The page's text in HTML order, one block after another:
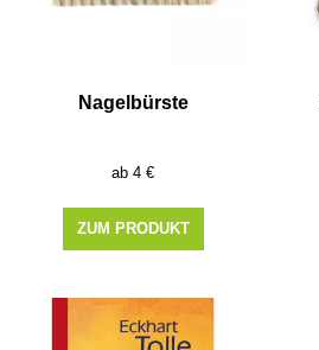
Nagelbürste
4 €
ZUM PRODUKT